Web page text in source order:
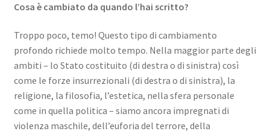
Cosa è cambiato da quando l’hai scritto?
Troppo poco, temo! Questo tipo di cambiamento
profondo richiede molto tempo. Nella maggior parte degli
ambiti – lo Stato costituito (di destra o di sinistra) così
come le forze insurrezionali (di destra o di sinistra), la
religione, la filosofia, l’estetica, nella sfera personale
come in quella politica – siamo ancora impregnati di
violenza maschile, dell’euforia del terrore, della